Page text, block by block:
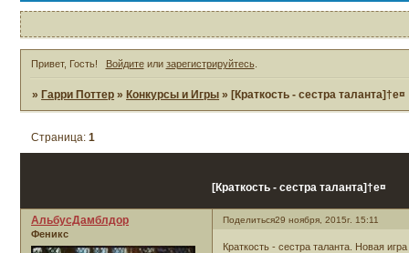
Привет, Гость! Войдитеили зарегистрируйтесь.
» Гарри Поттер » Конкурсы и Игры » [Краткость - сестра таланта]†e¤
[Краткость - сестра таланта]†e¤
Страница:1
Поделиться29 ноября, 2015г. 15:11
АльбусДамблдор
Феникс
Краткость - сестра таланта. Новая